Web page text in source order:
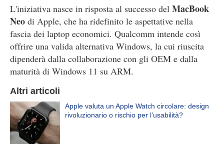
L'iniziativa nasce in risposta al successo del MacBook
Neo di Apple, che ha ridefinito le aspettative nella
fascia dei laptop economici. Qualcomm intende così
offrire una valida alternativa Windows, la cui riuscita
dipenderà dalla collaborazione con gli OEM e dalla
maturità di Windows 11 su ARM.
Altri articoli
Apple valuta un Apple Watch circolare: design
rivoluzionario o rischio per l’usabilità?